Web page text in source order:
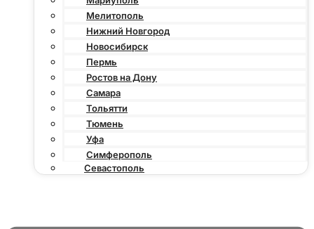
Мелитополь
Нижний Новгород
Новосибирск
Пермь
Ростов на Дону
Самара
Тольятти
Тюмень
Уфа
Симферополь
Севастополь